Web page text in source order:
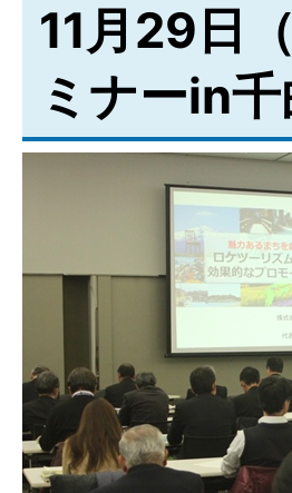
11月29日
ミナーin千